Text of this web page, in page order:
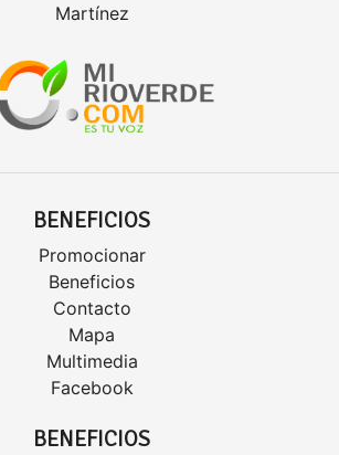
Martínez
BENEFICIOS
Promocionar
Beneficios
Contacto
Mapa
Multimedia
Facebook
BENEFICIOS